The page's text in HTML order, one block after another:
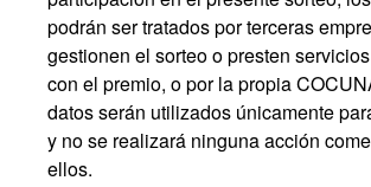
podrán ser tratados por terceras
gestionen el sorteo o presten
con el premio, o por la propia
datos serán utilizados únicamente
y no se realizará ninguna acción
ellos.